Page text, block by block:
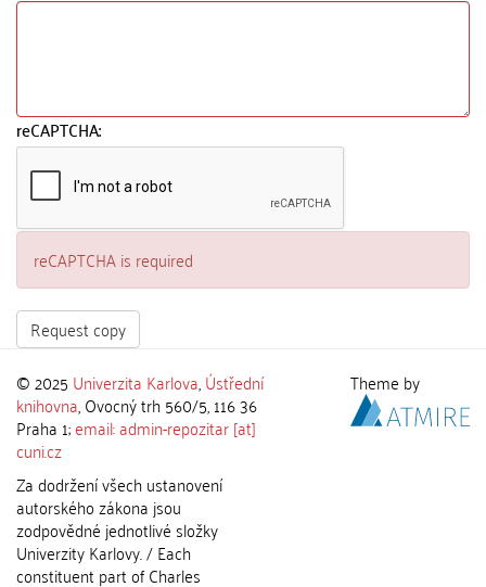
reCAPTCHA:
reCAPTCHA is required
Request copy
© 2025 Univerzita Karlova,Ústřední
knihovna, Ovocný trh 560/5, 116 36
Praha 1;email: admin-repozitar [at]
cuni.cz
Za dodržení všech ustanovení
autorského zákona jsou
zodpovědné jednotlivé složky
Univerzity Karlovy. / Each
constituent part of Charles
Theme by